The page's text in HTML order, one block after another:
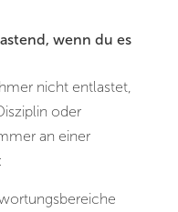
wenn du es
nicht entlastet,
oder
an einer